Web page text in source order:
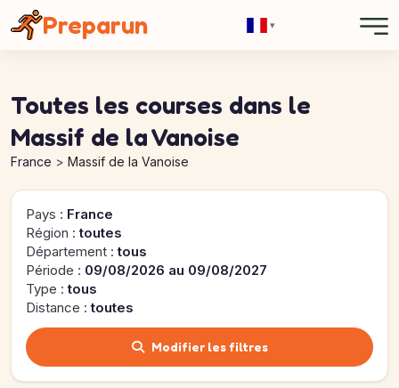
Preparun ▾
Toutes les courses dans le
Massif de la Vanoise
France Massif de la Vanoise
Pays : France
Région :toutes
Département :tous
Période : 09/08/2026 au 09/08/2027
Type :tous
Distance :toutes
Modifier les filtres
Panneau de gestion des cookies